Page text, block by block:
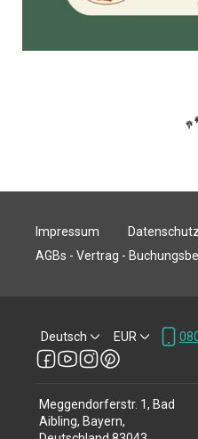
Impressum
Datenschutz
AGBs - Vertrag -
Deutsch EUR
Meggendorferstr. 1, Bad
Aibling, Bayern,